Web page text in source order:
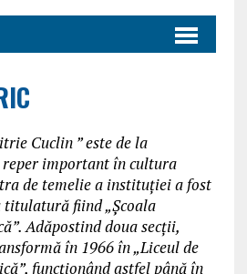
Cuclin ” este de la
important în cultura
de temelie a instituției a fost
fiind „Școala
Adăpostind doua secții,
în 1966 în „Liceul de
funcționând astfel până în